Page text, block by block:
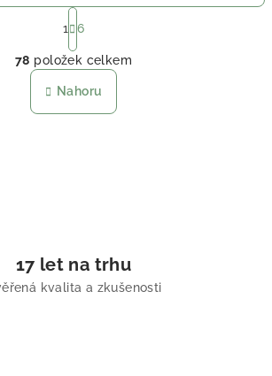
Ovládací prvky výpisu
Stránkování
1 6
78 položek celkem
Nahoru
17 let na trhu
kvalita a zkušenosti